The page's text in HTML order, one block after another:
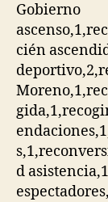
Gobierno
cién
d